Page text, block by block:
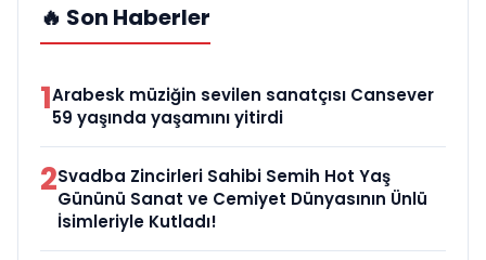
🔥 Son Haberler
1Arabesk müziğin sevilen sanatçısı Cansever
59 yaşında yaşamını yitirdi
2Svadba Zincirleri Sahibi Semih Hot Yaş
Gününü Sanat ve Cemiyet Dünyasının Ünlü
İsimleriyle Kutladı!